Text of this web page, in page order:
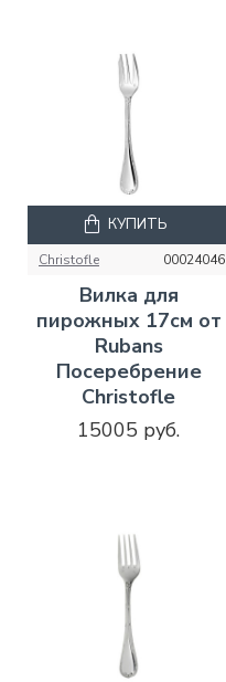
Christofle 00024046
Вилка для
пирожных 17см от
Rubans
Посеребрение
Christofle
15005 руб.
КУПИТЬ